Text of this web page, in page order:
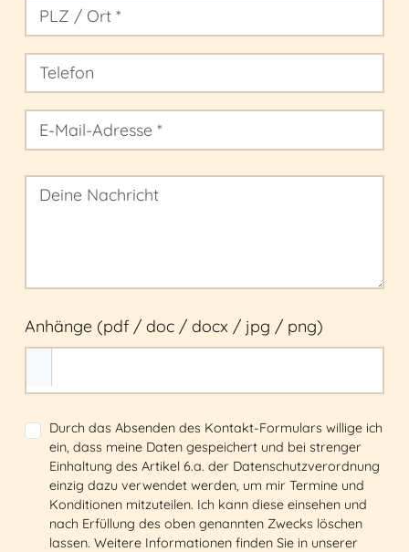
Anhänge (pdf / doc / docx / jpg / png)
Durch das Absenden des Kontakt-Formulars willige ich
ein, dass meine Daten gespeichert und bei strenger
Einhaltung des Artikel 6.a. der Datenschutzverordnung
einzig dazu verwendet werden, um mir Termine und
Konditionen mitzuteilen. Ich kann diese einsehen und
nach Erfüllung des oben genannten Zwecks löschen
lassen. Weitere Informationen finden Sie in unserer